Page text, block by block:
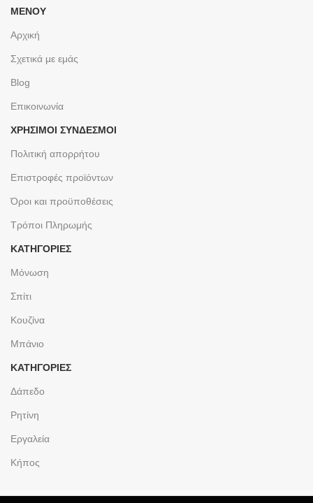
ΜΕΝΟΥ
Αρχική
Σχετικά με εμάς
Blog
Επικοινωνία
ΧΡΉΣΙΜΟΙ ΣΎΝΔΕΣΜΟΙ
Πολιτική απορρήτου
Επιστροφές προϊόντων
Όροι και προϋποθέσεις
Τρόποι Πληρωμής
ΚΑΤΗΓΟΡΙΕΣ
Μόνωση
Σπίτι
Κουζίνα
Μπάνιο
ΚΑΤΗΓΟΡΙΕΣ
Δάπεδο
Ρητίνη
Εργαλεία
Κήπος